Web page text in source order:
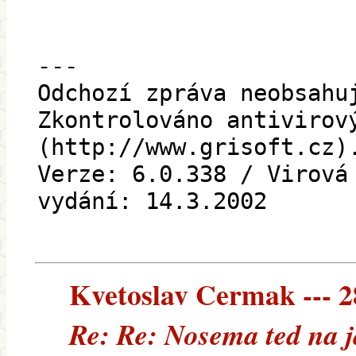
---
Odchozí zpráva
Zkontrolováno
(http://
Verze: 6.0.338 / Virová
vydání: 14.3.2002
Kvetoslav Cermak ---
Re: Re: Nosema ted